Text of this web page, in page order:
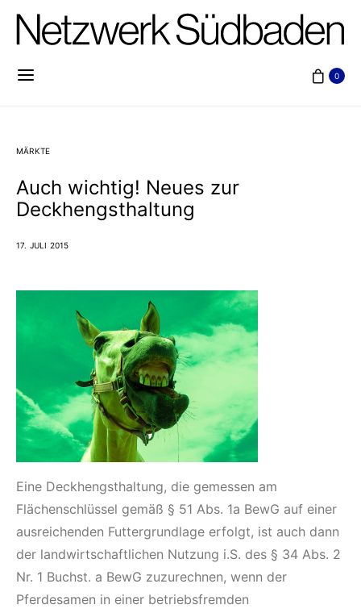
0
MÄRKTE
Auch wichtig! Neues zur
Deckhengsthaltung
17. JULI 2015
Eine Deckhengsthaltung, die gemessen am
Flächenschlüssel gemäß § 51 Abs. 1a BewG auf einer
ausreichenden Futtergrundlage erfolgt, ist auch dann
der landwirtschaftlichen Nutzung i.S. des § 34 Abs. 2
Nr. 1 Buchst. a BewG zuzurechnen, wenn der
Pferdesamen in einer betriebsfremden